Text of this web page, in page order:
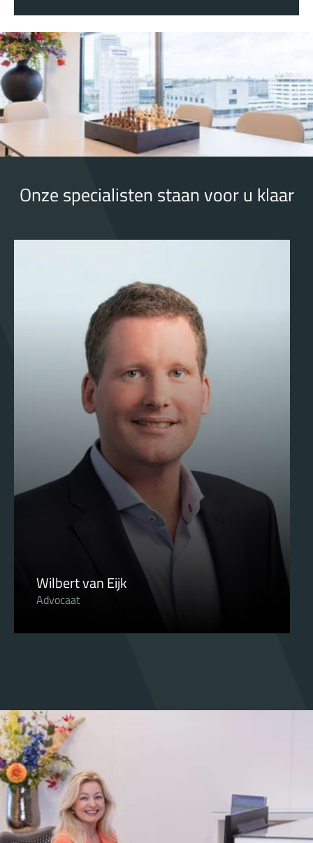
Onze specialisten staan voor u klaar
Wilbert van Eijk
Advocaat